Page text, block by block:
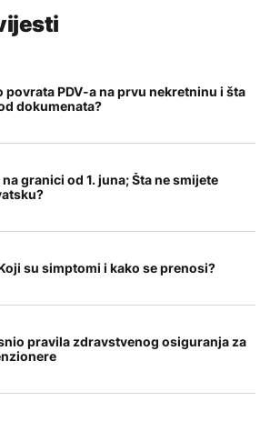
povrata PDV-a na prvu nekretninu i šta
dokumenata?
granici od 1. juna; Šta ne smijete
su simptomi i kako se prenosi?
pravila zdravstvenog osiguranja za